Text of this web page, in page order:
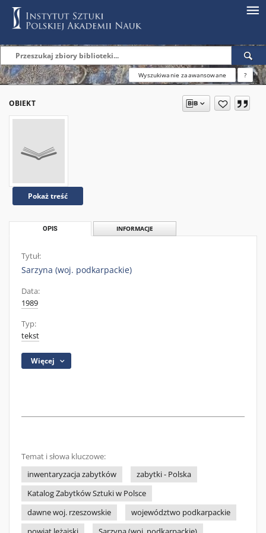
Wyszukiwanie zaawansowane ?
OBIEKT
Pokaż treść
OPIS INFORMACJE
Tytuł:
Sarzyna (woj. podkarpackie)
Data:
1989
Typ:
tekst
Więcej
Temat i słowa kluczowe:
inwentaryzacja zabytków
zabytki - Polska
Katalog Zabytków Sztuki w Polsce
dawne woj. rzeszowskie
województwo podkarpackie